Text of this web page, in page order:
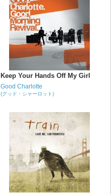
Keep Your Hands Off My Girl
Good Charlotte
(グッド・シャーロット)